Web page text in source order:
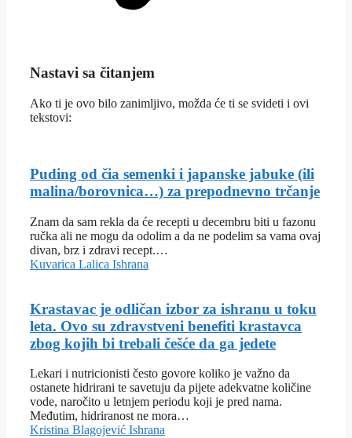
Nastavi sa čitanjem
Ako ti je ovo bilo zanimljivo, možda će ti se svideti i ovi
tekstovi:
Puding od čia semenki i japanske jabuke (ili
malina/borovnica…) za prepodnevno trčanje
Znam da sam rekla da će recepti u decembru biti u fazonu
ručka ali ne mogu da odolim a da ne podelim sa vama ovaj
divan, brz i zdravi recept.…
Kuvarica Lalica Ishrana
Krastavac je odličan izbor za ishranu u toku
leta. Ovo su zdravstveni benefiti krastavca
zbog kojih bi trebali češće da ga jedete
Lekari i nutricionisti često govore koliko je važno da
ostanete hidrirani te savetuju da pijete adekvatne količine
vode, naročito u letnjem periodu koji je pred nama.
Međutim, hidriranost ne mora…
Kristina Blagojević Ishrana